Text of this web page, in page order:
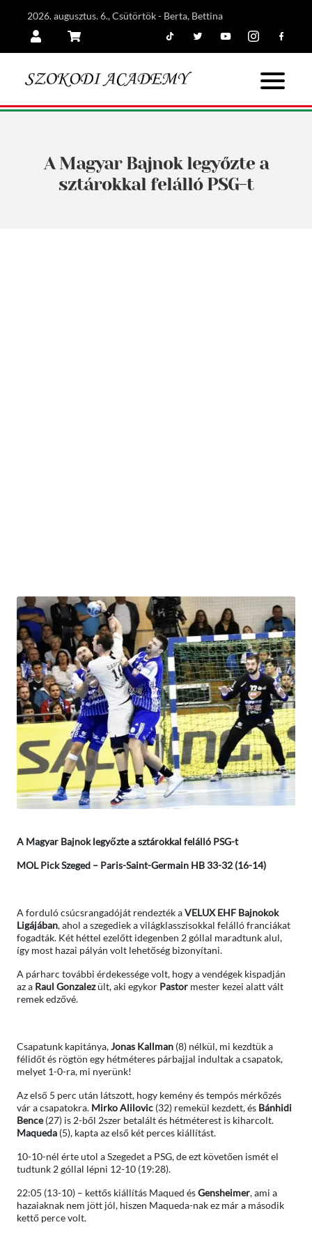
2026. augusztus. 6., Csütörtök - Berta, Bettina
A Magyar Bajnok legyőzte a
sztárokkal felálló PSG-t
A Magyar Bajnok legyőzte a sztárokkal felálló PSG-t
MOL Pick Szeged – Paris-Saint-Germain HB 33-32 (16-14)
A forduló csúcsrangadóját rendezték aVELUX EHF Bajnokok
Ligájában, ahol a szegediek a világklasszisokkal felálló franciákat
fogadták. Két héttel ezelőtt idegenben 2 góllal maradtunk alul,
így most hazai pályán volt lehetőség bizonyítani.
A párharc további érdekessége volt, hogy a vendégek kispadján
az a Raul Gonzalezült, aki egykor Pastormester kezei alatt vált
remek edzővé.
Csapatunk kapitánya,Jonas Kallman(8) nélkül, mi kezdtük a
félidőt és rögtön egy hétméteres párbajjal indultak a csapatok,
melyet 1-0-ra, mi nyerünk!
Az első 5 perc után látszott, hogy kemény és tempós mérkőzés
vár a csapatokra. Mirko Alilovic (32) remekül kezdett, és Bánhidi
Bence(27) is 2-ből 2szer betalált és hétméterest is kiharcolt.
Maqueda(5), kapta az első két perces kiállítást.
10-10-nél érte utol a Szegedet a PSG, de ezt követően ismét el
tudtunk 2 góllal lépni 12-10 (19:28).
22:05 (13-10) – kettős kiállítás Maqued ésGensheimer, ami a
hazaiaknak nem jött jól, hiszen Maqueda-nak ez már a második
kettő perce volt.